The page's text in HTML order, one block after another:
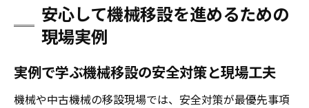
安心して機械移設を進めるための
現場実例
実例で学ぶ機械移設の安全対策と現場工夫
機械や中古機械の移設現場では、安全対策が最優先事項